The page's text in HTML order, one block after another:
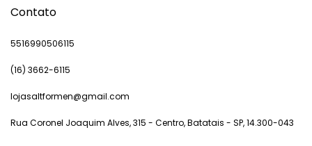
Contato
5516990506115
(16) 3662-6115
lojasaltformen@gmail.com
Rua Coronel Joaquim Alves, 315 - Centro, Batatais - SP, 14.300-043